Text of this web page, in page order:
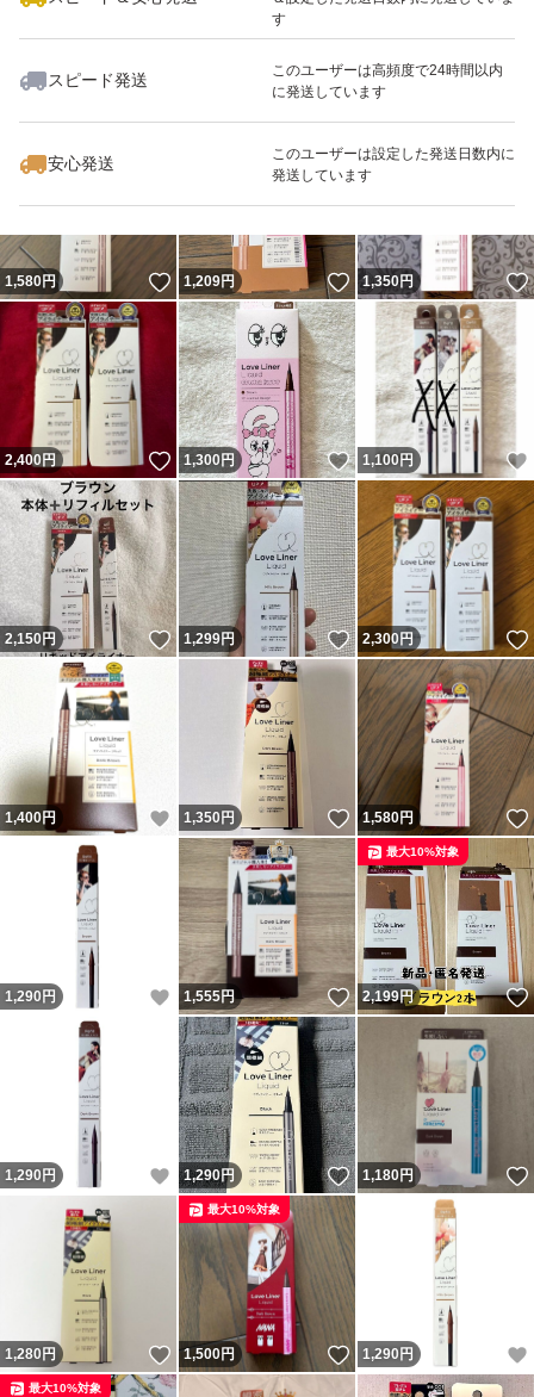
す
スピード発送
このユーザーは高頻度で24時間以内
に発送しています
安心発送
このユーザーは設定した発送日数内に
発送しています
いいね！
1,170
1,580円 いいね！
1,209円 いいね！
1,350円
2,400円 いいね！
1,300円 いいね！
1,100円
2,150円 いいね！
1,299円 いいね！
2,300円
1,400円 いいね！
1,350円 いいね！
1,580円
1,290 円 いいね！
1,555円 いいね！
2,199円
最大10%対象
1,290 円 いいね！
1,290円 いいね！
1,180円
1,280 円 いいね！
1,500円 いいね！
最大10%対象
1,290 円
最大10%対象